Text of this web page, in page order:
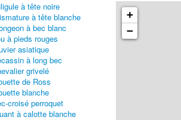
à tête noire
à tête blanche
à bec blanc
à pieds rouges
asiatique
à long bec
grivelé
de Ross
blanche
croisé perroquet
à calotte blanche
+
−